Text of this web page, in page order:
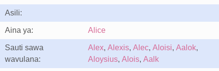
Asili:
Aina ya: Alice
Sauti sawa
wavulana:
Alex, Alexis, Alec, Aloisi, Aalok,
Aloysius, Alois, Aalk